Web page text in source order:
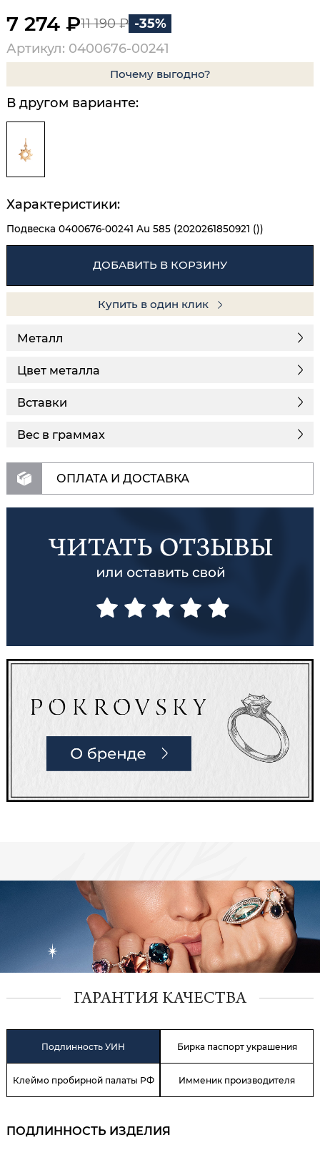
7 274 ₽11 190 ₽ -35%
Артикул: 0400676-00241
Почему выгодно?
В другом варианте:
Характеристики:
Подвеска 0400676-00241 Au 585 (2020261850921 ())
ДОБАВИТЬ В КОРЗИНУ
Купить в один клик
Металл
Цвет металла
Вставки
Вес в граммах
ОПЛАТА И ДОСТАВКА
ГАРАНТИЯ КАЧЕСТВА
Подлинность УИН Бирка паспорт украшения
Клеймо пробирной палаты РФ Имменик производителя
ПОДЛИННОСТЬ ИЗДЕЛИЯ